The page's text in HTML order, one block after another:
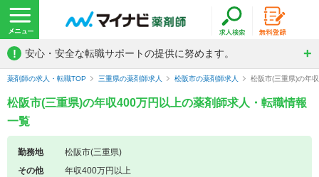
! 安心・安全な転職サポートの提供に努めます。
薬剤師の求人・転職TOP 三重県の薬剤師求人 松阪市の薬剤師求人 松阪市(三重県)の年
松阪市(三重県)の年収400万円以上の薬剤師求人・転職情報
一覧
勤務地
松阪市(三重県)
その他
年収400万円以上